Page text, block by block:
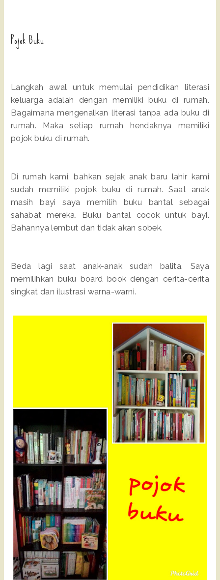
Pojok Buku
Langkah awal untuk memulai pendidikan literasi
keluarga adalah dengan memiliki buku di rumah.
Bagaimana mengenalkan literasi tanpa ada buku di
rumah. Maka setiap rumah hendaknya memiliki
pojok buku di rumah.
Di rumah kami, bahkan sejak anak baru lahir kami
sudah memiliki pojok buku di rumah. Saat anak
masih bayi saya memilih buku bantal sebagai
sahabat mereka. Buku bantal cocok untuk bayi.
Bahannya lembut dan tidak akan sobek.
Beda lagi saat anak-anak sudah balita. Saya
memilihkan buku board book dengan cerita-cerita
singkat dan ilustrasi warna-warni.